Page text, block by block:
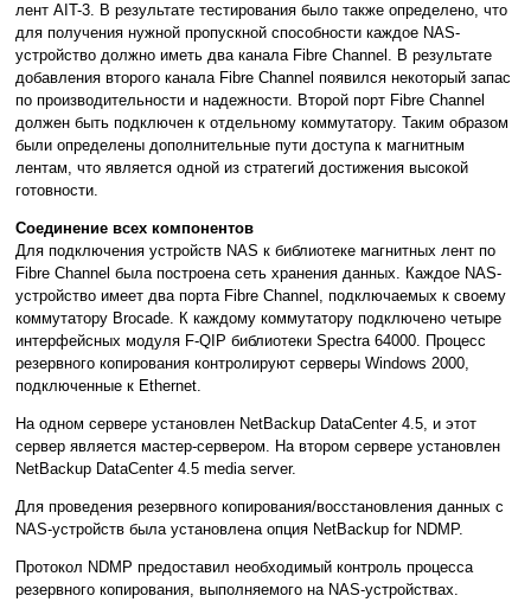
лент AIT-3. В результате тестирования было также определено, что
для получения нужной пропускной способности каждое NAS-
устройство должно иметь два канала Fibre Channel. В результате
добавления второго канала Fibre Channel появился некоторый запас
по производительности и надежности. Второй порт Fibre Channel
должен быть подключен к отдельному коммутатору. Таким образом
были определены дополнительные пути доступа к магнитным
лентам, что является одной из стратегий достижения высокой
готовности.
Соединение всех компонентов
Для подключения устройств NAS к библиотеке магнитных лент по
Fibre Channel была построена сеть хранения данных. Каждое NAS-
устройство имеет два порта Fibre Channel, подключаемых к своему
коммутатору Brocade. К каждому коммутатору подключено четыре
интерфейсных модуля F-QIP библиотеки Spectra 64000. Процесс
резервного копирования контролируют серверы Windows 2000,
подключенные к Ethernet.
На одном сервере установлен NetBackup DataCenter 4.5, и этот
сервер является мастер-сервером. На втором сервере установлен
NetBackup DataCenter 4.5 media server.
Для проведения резервного копирования/восстановления данных с
NAS-устройств была установлена опция NetBackup for NDMP.
Протокол NDMP предоставил необходимый контроль процесса
резервного копирования, выполняемого на NAS-устройствах.